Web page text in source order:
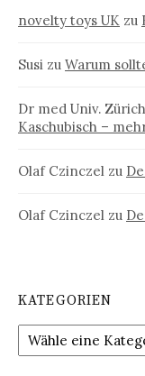
novelty toys UK zu
Susi zu Warum
Dr med Univ.
Kaschubisch –
Olaf Czinczel zu
Olaf Czinczel zu
KATEGORIEN